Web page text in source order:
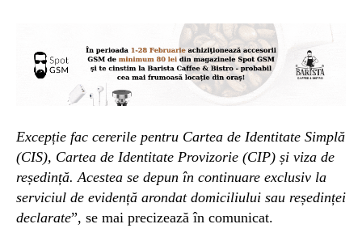
Excepție fac cererile pentru Cartea de Identitate Simplă
(CIS), Cartea de Identitate Provizorie (CIP) și viza de
reședință. Acestea se depun în continuare exclusiv la
serviciul de evidență arondat domiciliului sau reședinței
declarate”, se mai precizează în comunicat.